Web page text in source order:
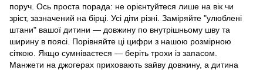
поруч. Ось проста порада: не орієнтуйтеся лише на вік чи
зріст, зазначений на бірці. Усі діти різні. Заміряйте "улюблені
штани" вашої дитини — довжину по внутрішньому шву та
ширину в поясі. Порівняйте ці цифри з нашою розмірною
сіткою. Якщо сумніваєтеся — беріть трохи із запасом.
Манжети на джогерах приховають зайву довжину, а дитина